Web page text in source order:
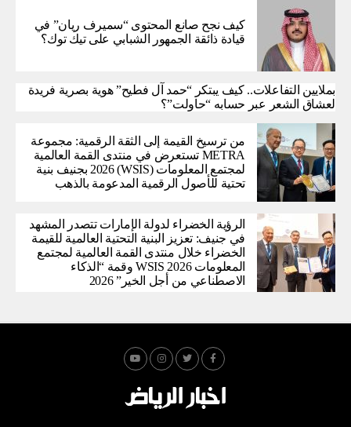
كيف نجح صانع المحتوى “سميرف ريان” في
قيادة ذائقة الجمهور الشبابي على تيك توك؟
بملايين التفاعلات.. كيف يبتكر “حمد آل فطيح” هوية بصرية فريدة
لعشاق الشعر عبر حسابه “حاولت”؟
من ترسيخ القيمة إلى الثقة الرقمية: مجموعة
METRA تستعرض في منتدى القمة العالمية
لمجتمع المعلومات (WSIS) 2026 بجنيف بنية
تحتية للأصول الرقمية المدعومة بالذهب
الرؤية الخضراء لدولة الإمارات تتصدر المشهد
في جنيف: تعزيز البنية التحتية العالمية للقيمة
الخضراء خلال منتدى القمة العالمية لمجتمع
المعلومات WSIS 2026 وقمة “الذكاء
الاصطناعي من أجل الخير” 2026